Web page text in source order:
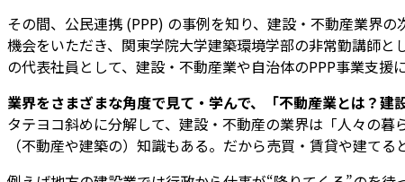
その間、公民連携 (PPP) の事例を知り、建設・不動産業界
機会をいただき、関東学院大学建築環境学部の非常勤講師
の代表社員として、建設・不動産業や自治体のPPP事業支援
――業界をさまざまな角度で見て・学んで、「不動産業とは？
タテヨコ斜めに分解して、建設・不動産の業界は「人々の
（不動産や建築の）知識もある。だから売買・賃貸や建て